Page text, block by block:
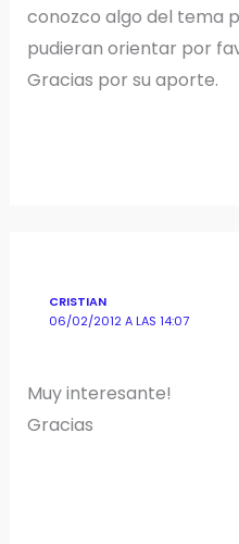
conozco algo del tema
pudieran orientar por
Gracias por su aporte.
CRISTIAN
06/02/2012 A LAS 14:07
Muy interesante!
Gracias